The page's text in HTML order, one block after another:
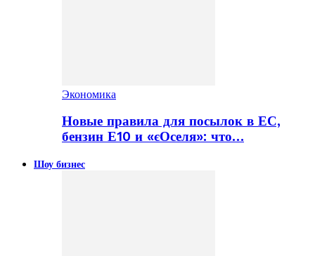
Экономика
Новые правила для посылок в ЕС,
бензин Е10 и «єОселя»: что…
Шоу бизнес